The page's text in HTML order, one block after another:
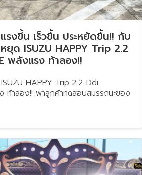
งขึ้น เร็วขึ้น ประหยัดขึ้น!! กับ
ยุด ISUZU HAPPY Trip 2.2
พลังแรง ท้าลอง!!
HAPPY Trip 2.2 Ddi
ท้าลอง!! พาลูกค้าทดสอบสมรรถนะของ